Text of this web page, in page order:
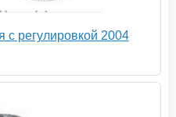
с регулировкой 2004